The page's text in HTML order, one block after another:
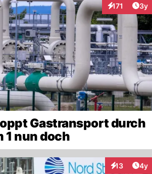
171
Interaktionen
3y
Gastransport durch
1 nun doch
13 4y